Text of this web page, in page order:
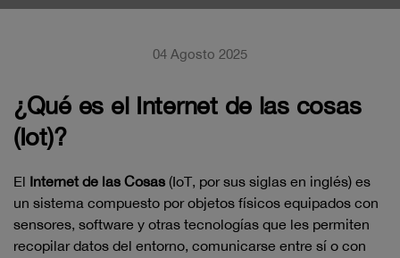
04 Agosto 2025
¿Qué es el Internet de las cosas
(Iot)?
El Internet de las Cosas (IoT, por sus siglas en inglés) es
un sistema compuesto por objetos físicos equipados con
sensores, software y otras tecnologías que les permiten
recopilar datos del entorno, comunicarse entre sí o con